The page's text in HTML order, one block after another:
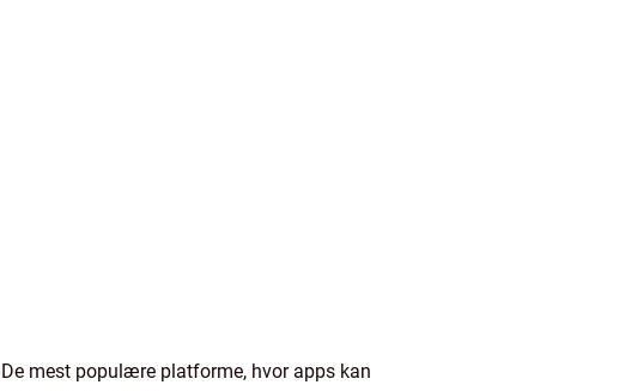
mest populære platforme, hvor apps kan